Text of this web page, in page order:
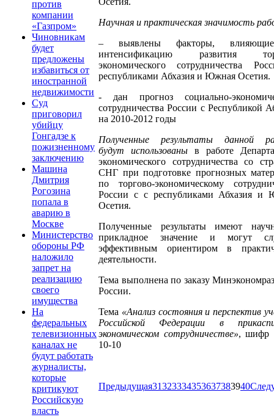
против
компании
«Газпром»
Чиновникам
будет
предложены
избавиться от
иностранной
недвижимости
Суд
приговорил
убийцу
Гонгадзе к
пожизненному
заключению
Машина
Дмитрия
Рогозина
попала в
аварию в
Москве
Министерство
обороны РФ
наложило
запрет на
реализацию
своего
имущества
На
федеральных
телевизионных
каналах не
будут работать
журналисты,
которые
критикуют
Российскую
власть
Научная и практическая значимость
– выявлены факторы,
интенсификацию развития
экономического сотрудничества
республиками Абхазия и Южная Осетия.
- дан прогноз социально-
сотрудничества России с Республикой
на 2010-2012 годы
Полученные результаты данной
будут использованы в работе
экономического сотрудничества со
СНГ при подготовке прогнозных
по торгово-экономическому
России с с республиками Абхазия и
Осетия.
Полученные результаты имеют
прикладное значение и могут
эффективным ориентиром в
деятельности.
Тема выполнена по заказу
России.
Тема «Анализ состояния и перспектив
Российской Федерации в
экономическом сотрудничестве», шифр
10-10
Предыдущая31323334353637383940